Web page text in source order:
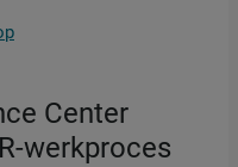
Center
werkproces